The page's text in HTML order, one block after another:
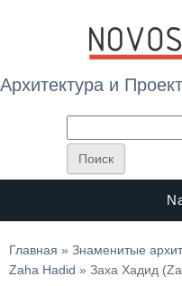
Архитектура и
Вы здесь
Главная » Знаменитые
Zaha Hadid » Заха Хадид